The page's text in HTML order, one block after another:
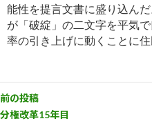
能性を提言文書に盛り込ん
が「破綻」の二文字を平気
率の引き上げに動くことに
前の投稿
分権改革15年目